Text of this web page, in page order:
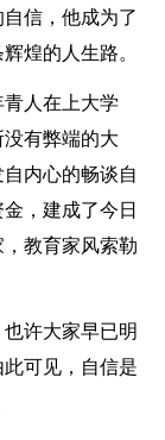
信，他成为了
煌的人生路。
人在上大学
有弊端的大
内心的畅谈自
，建成了今日
教育家风索勒
许大家早已明
可见，自信是